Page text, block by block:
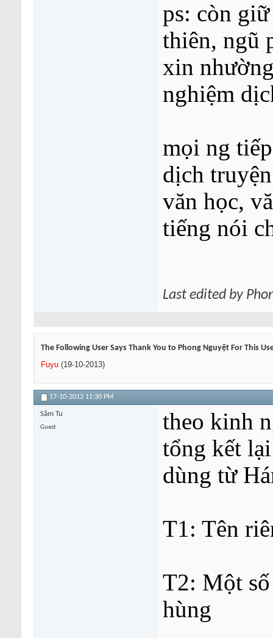
ps: còn
thiên, ngũ
xin
nghiệm
mọi ng
dịch
văn học,
tiếng nói
Last edited by
The Following User Says Thank You to Phong Nguyệt For This
Fuyu (19-10-2013)
17-10-2013 11:30 PM
Sâm Tu
Guest
theo kinh
tổng kết
dùng từ
T1: Tên
T2: Một
hùng